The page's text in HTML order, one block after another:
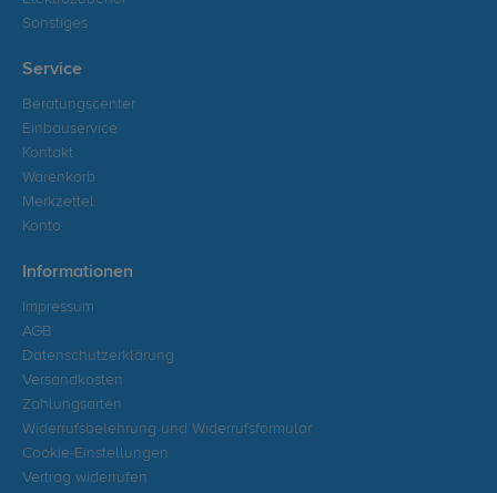
Sonstiges
Service
Beratungscenter
Einbauservice
Kontakt
Warenkorb
Merkzettel
Konto
Informationen
Impressum
AGB
Datenschutzerklärung
Versandkosten
Zahlungsarten
Widerrufsbelehrung und Widerrufsformular
Cookie-Einstellungen
Vertrag widerrufen